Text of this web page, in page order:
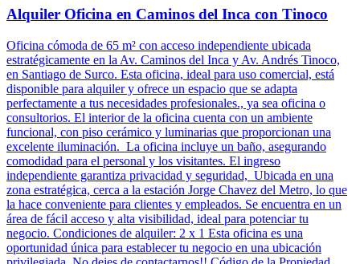
Alquiler Oficina en Caminos del Inca con Tinoco
Oficina cómoda de 65 m² con acceso independiente ubicada
estratégicamente en la Av. Caminos del Inca y Av. Andrés Tinoco,
en Santiago de Surco. Esta oficina, ideal para uso comercial, está
disponible para alquiler y ofrece un espacio que se adapta
perfectamente a tus necesidades profesionales., ya sea oficina o
consultorios. El interior de la oficina cuenta con un ambiente
funcional, con piso cerámico y luminarias que proporcionan una
excelente iluminación. La oficina incluye un baño, asegurando
comodidad para el personal y los visitantes. El ingreso
independiente garantiza privacidad y seguridad, Ubicada en una
zona estratégica, cerca a la estación Jorge Chavez del Metro, lo que
la hace conveniente para clientes y empleados. Se encuentra en un
área de fácil acceso y alta visibilidad, ideal para potenciar tu
negocio. Condiciones de alquiler: 2 x 1 Esta oficina es una
oportunidad única para establecer tu negocio en una ubicación